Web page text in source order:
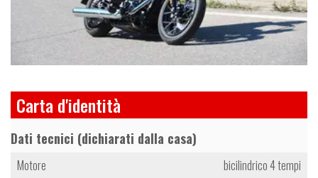
Carta d'identità
Dati tecnici (dichiarati dalla casa)
Motore
bicilindrico 4 tempi